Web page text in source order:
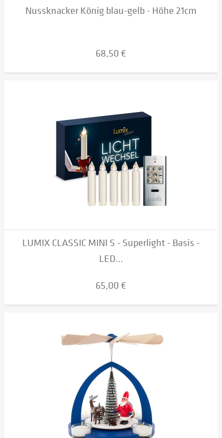
Nussknacker König blau-gelb - Höhe 21cm
68,50 €
LUMIX CLASSIC MINI S - Superlight - Basis -
LED...
65,00 €